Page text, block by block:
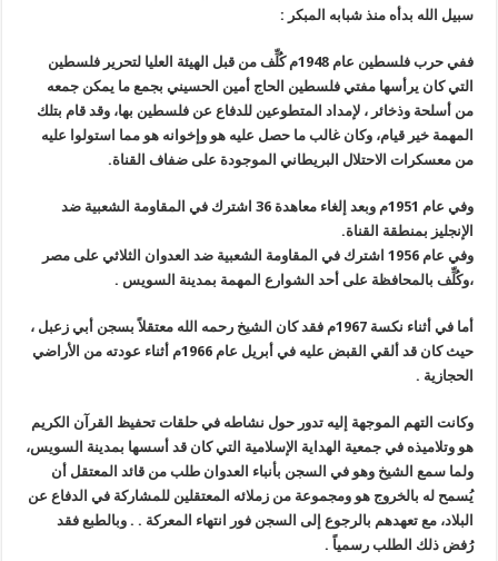
سبيل الله بدأه منذ شبابه المبكر :
ففي حرب فلسطين عام 1948م كُلِّف من قبل الهيئة العليا لتحرير فلسطين
التي كان يرأسها مفتي فلسطين الحاج أمين الحسيني بجمع ما يمكن جمعه
من أسلحة وذخائر ، لإمداد المتطوعين للدفاع عن فلسطين بها، وقد قام بتلك
المهمة خير قيام، وكان غالب ما حصل عليه هو وإخوانه هو مما استولوا عليه
من معسكرات الاحتلال البريطاني الموجودة على ضفاف القناة.
وفي عام 1951م وبعد إلغاء معاهدة 36 اشترك في المقاومة الشعبية ضد
الإنجليز بمنطقة القناة.
وفي عام 1956 اشترك في المقاومة الشعبية ضد العدوان الثلاثي على مصر
،وكُلِّف بالمحافظة على أحد الشوارع المهمة بمدينة السويس .
أما في أثناء نكسة 1967م فقد كان الشيخ رحمه الله معتقلاً بسجن أبي زعبل ،
حيث كان قد ألقي القبض عليه في أبريل عام 1966م أثناء عودته من الأراضي
الحجازية .
وكانت التهم الموجهة إليه تدور حول نشاطه في حلقات تحفيظ القرآن الكريم
هو وتلاميذه في جمعية الهداية الإسلامية التي كان قد أسسها بمدينة السويس،
ولما سمع الشيخ وهو في السجن بأنباء العدوان طلب من قائد المعتقل أن
يُسمح له بالخروج هو ومجموعة من زملائه المعتقلين للمشاركة في الدفاع عن
البلاد، مع تعهدهم بالرجوع إلى السجن فور انتهاء المعركة . . وبالطبع فقد
رُفض ذلك الطلب رسمياً .